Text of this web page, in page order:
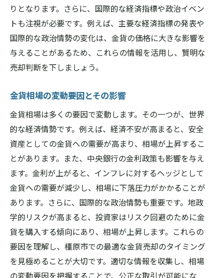
りとなります。さらに、国際的な経済指標や政治イベン
トも注視が必要です。例えば、主要な経済指標の発表や
国際的な政治情勢の変化は、金貨の価格に大きな影響を
与えることがあるため、これらの情報を活用し、賢明な
売却判断を下しましょう。
金貨相場の変動要因とその影響
金貨相場は多くの要因で変動します。その一つが、世界
的な経済情勢です。例えば、経済不安が高まると、安全
資産としての金貨への需要が高まり、相場が上昇するこ
とがあります。また、中央銀行の金利政策も影響を与え
ます。金利が上がると、インフレに対するヘッジとして
金貨への需要が減少し、相場に下落圧力がかかることが
あります。さらに、国際的な政治情勢も重要です。地政
学的リスクが高まると、投資家はリスク回避のために金
貨を購入する傾向にあり、相場が上昇します。これらの
要因を理解し、橿原市での最適な金貨売却のタイミング
を見極めることが大切です。適切な情報を収集し、相場
の変動要因を把握することで、公正な取引が可能にな